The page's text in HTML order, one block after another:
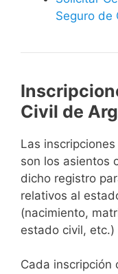
Seguro de
Civil de
Las
son los asientos
dicho registro
relativos al
(nacimiento,
estado civil, etc.)
Cada inscripción